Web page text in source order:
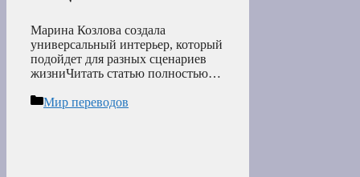
Марина Козлова создала
универсальный интерьер, который
подойдет для разных сценариев
жизниЧитать статью полностью…
Рубрики
Мир переводов